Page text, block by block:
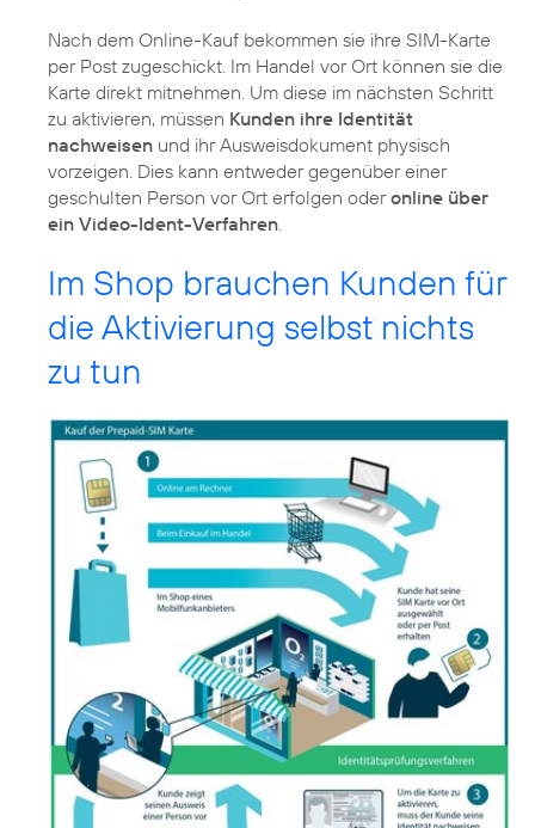
Nach dem Online-Kauf bekommen sie ihre SIM-Karte
per Post zugeschickt. Im Handel vor Ort können sie die
Karte direkt mitnehmen. Um diese im nächsten Schritt
zu aktivieren, müssen Kunden ihre Identität
nachweisen und ihr Ausweisdokument physisch
vorzeigen. Dies kann entweder gegenüber einer
geschulten Person vor Ort erfolgen oderonline über
ein Video-Ident-Verfahren
Im Shop brauchen Kunden für
die Aktivierung selbst nichts
zu tun